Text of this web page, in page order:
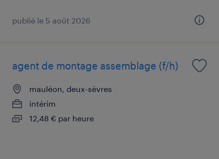
publié le 5 août 2026
agent de montage assemblage (f/h)
mauléon, deux-sèvres
intérim
12,48 € par heure